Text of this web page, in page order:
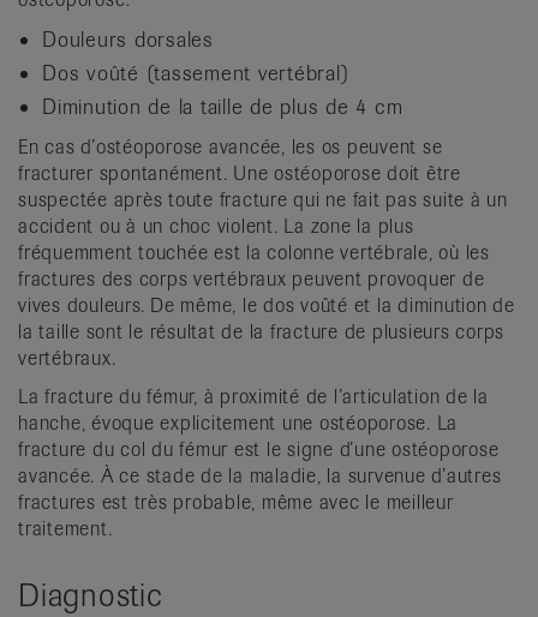
Douleurs dorsales
Dos voûté (tassement vertébral)
Diminution de la taille de plus de 4 cm
En cas d’ostéoporose avancée, les os peuvent se
fracturer spontanément. Une ostéoporose doit être
suspectée après toute fracture qui ne fait pas suite à un
accident ou à un choc violent. La zone la plus
fréquemment touchée est la colonne vertébrale, où les
fractures des corps vertébraux peuvent provoquer de
vives douleurs. De même, le dos voûté et la diminution de
la taille sont le résultat de la fracture de plusieurs corps
vertébraux.
La fracture du fémur, à proximité de l’articulation de la
hanche, évoque explicitement une ostéoporose. La
fracture du col du fémur est le signe d’une ostéoporose
avancée. À ce stade de la maladie, la survenue d’autres
fractures est très probable, même avec le meilleur
traitement.
Diagnostic